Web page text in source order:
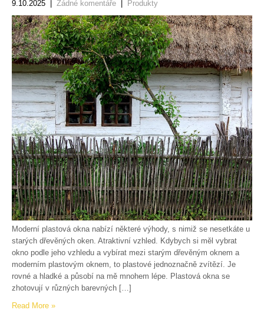
9.10.2025 Žádné komentáře Produkty
Moderní plastová okna nabízí některé výhody, s nimiž se nesetkáte u
starých dřevěných oken. Atraktivní vzhled. Kdybych si měl vybrat
okno podle jeho vzhledu a vybírat mezi starým dřevěným oknem a
moderním plastovým oknem, to plastové jednoznačně zvítězí. Je
rovné a hladké a působí na mě mnohem lépe. Plastová okna se
zhotovují v různých barevných […]
Read More »